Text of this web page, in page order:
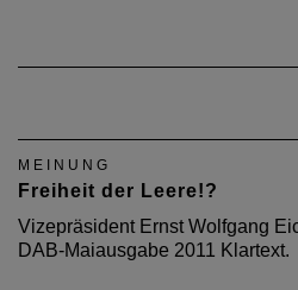
MEINUNG
Freiheit der Leere!?
Vizepräsident Ernst Wolfgang
DAB-Maiausgabe 2011 Klartext.